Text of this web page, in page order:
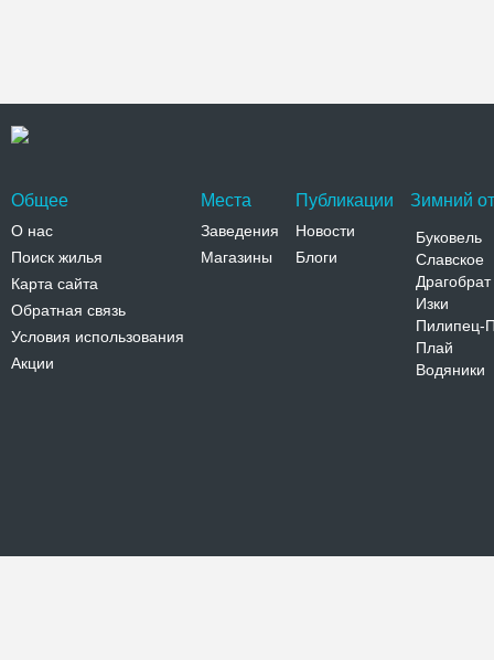
Общее
О нас
Поиск жилья
Карта сайта
Обратная связь
Условия использования
Акции
Места
Заведения
Магазины
Публикации
Новости
Блоги
Зимний
Буковель
Славское
Драгобрат
Изки
Пилипец-
Плай
Водяники